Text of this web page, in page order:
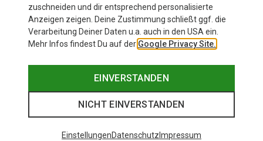
zuschneiden und dir entsprechend personalisierte
Anzeigen zeigen. Deine Zustimmung schließt ggf. die
Verarbeitung Deiner Daten u.a. auch in den USA ein.
Mehr Infos findest Du auf der Google Privacy Site.
EINVERSTANDEN
NICHT EINVERSTANDEN
EinstellungenDatenschutz Impressum